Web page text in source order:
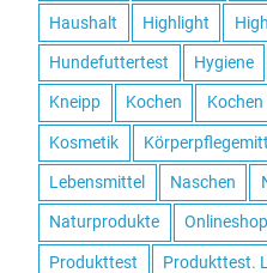
Haushalt Highlight
Hundefuttertest Hygiene
Kneipp Kochen Kochen
Kosmetik
Lebensmittel Naschen
Naturprodukte Onlineshop
Produkttest Produkttest.